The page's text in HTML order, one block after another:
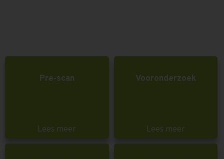
Pre-scan
Lees meer
Vooronderzoek
Lees meer